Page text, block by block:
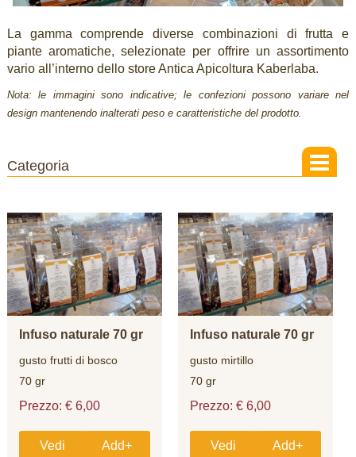
La gamma comprende diverse combinazioni di frutta e
piante aromatiche, selezionate per offrire un assortimento
vario all’interno dello store Antica Apicoltura Kaberlaba.
Nota: le immagini sono indicative; le confezioni possono variare nel
design mantenendo inalterati peso e caratteristiche del prodotto.
Infuso naturale 70 gr
gusto frutti di bosco
70 gr
Prezzo: € 6,00
Vedi Add+
Infuso naturale 70 gr
gusto mirtillo
70 gr
Prezzo: € 6,00
Vedi Add+